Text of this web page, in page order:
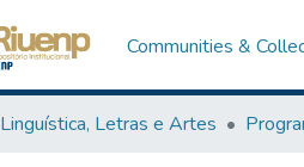
Communities &
Linguística, Letras e Artes